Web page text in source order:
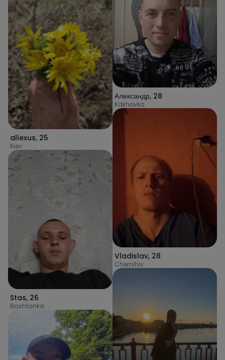
allexus, 25
Kiev
Stas, 26
Bashtanka
Александр, 28
Kakhovka
Vladislav, 28
Chernihiv